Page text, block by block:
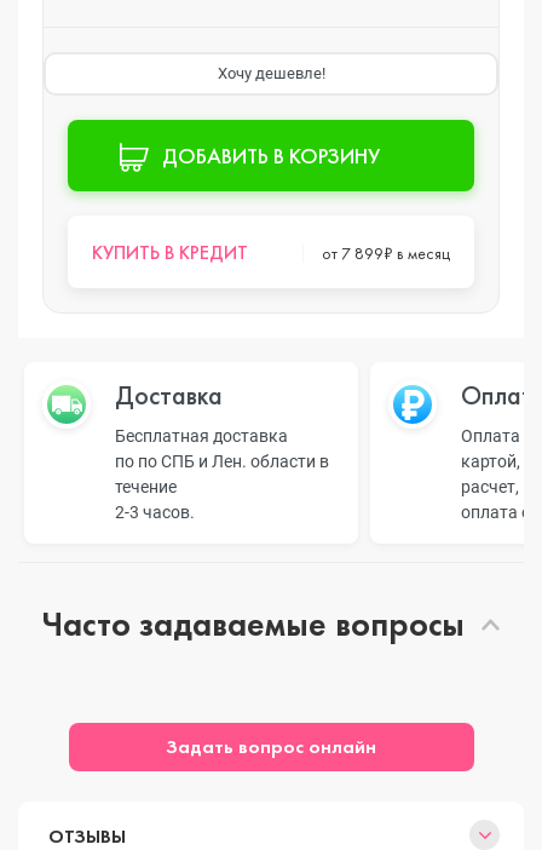
Хочу дешевле!
ДОБАВИТЬ В КОРЗИНУ
КУПИТЬ В КРЕДИТ от 7 899₽ в месяц
Доставка
Бесплатная доставка
по по СПБ и Лен. области в
течение
2-3 часов.
Оплата
картой,
расчет,
оплата
Часто задаваемые вопросы
Задать вопрос онлайн
ОТЗЫВЫ